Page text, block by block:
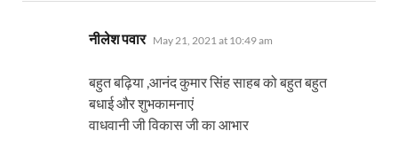
नीलेश पवार says:
May 21, 2021 at 10:49 am
बहुत बढ़िया ,आनंद कुमार सिंह साहब को बहुत बहुत
बधाई और शुभकामनाएं
वाधवानी जी विकास जी का आभार